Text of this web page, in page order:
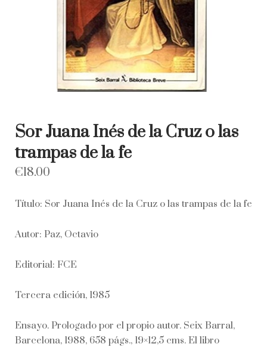
Sor Juana Inés de la Cruz o las
trampas de la fe
€18.00
Título: Sor Juana Inés de la Cruz o las trampas de la fe
Autor: Paz, Octavio
Editorial: FCE
Tercera edición, 1985
Ensayo. Prologado por el propio autor. Seix Barral,
Barcelona, 1988, 658 págs., 19×12,5 cms. El libro